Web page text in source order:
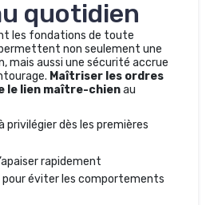
quotidien
les fondations de toute
non seulement une
mais aussi une sécurité accrue
Maîtriser les ordres
le lien maître-chienau
privilégier dès les premières
rapidement
pour éviter les comportements